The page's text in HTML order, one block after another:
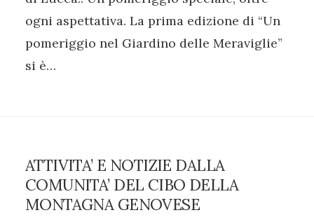
ogni aspettativa. La prima edizione di “Un
pomeriggio nel Giardino delle Meraviglie”
si è…
ATTIVITA’ E NOTIZIE DALLA
COMUNITA’ DEL CIBO DELLA
MONTAGNA GENOVESE